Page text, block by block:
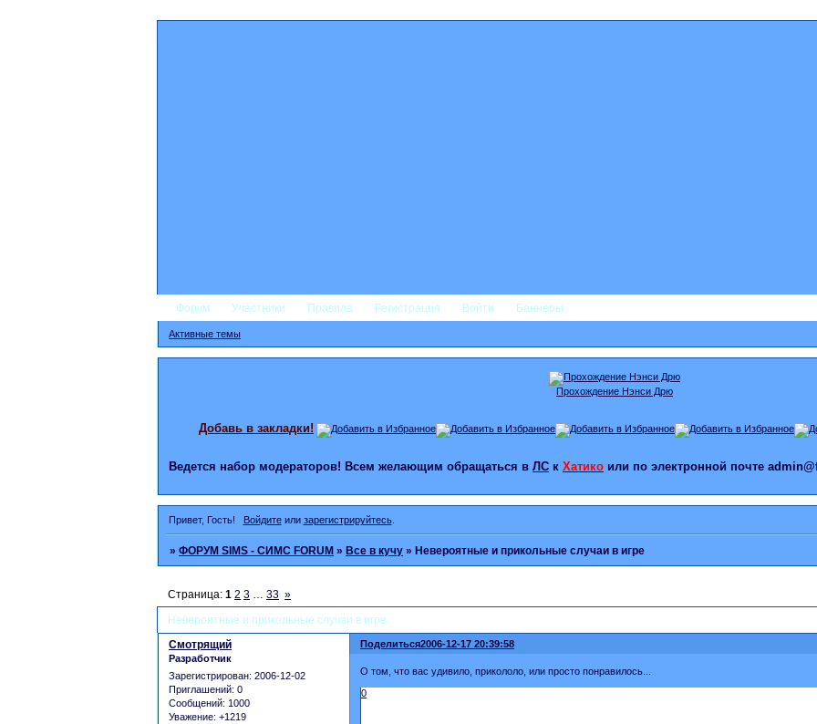
Форум Участники Правила Регистрация Войти Баннеры
Активные темы
Прохождение Нэнси Дрю
Добавь в закладки!
Ведется набор модераторов! Всем желающим обращаться в ЛС к Хатико или по электронной почте
Привет, Гость! Войдитеили зарегистрируйтесь.
»ФОРУМ SIMS - СИМС FORUM »Все в кучу »Невероятные и прикольные случаи в игре
Невероятные и прикольные случаи в игре
Страница:1 2 3 … 33 »
Поделиться2006-12-17 20:39:58
Смотрящий
Разработчик
Зарегистрирован: 2006-12-02
Приглашений: 0
Сообщений: 1000
Уважение: +1219
О том, что вас удивило, прикололо, или просто понравилось...
0